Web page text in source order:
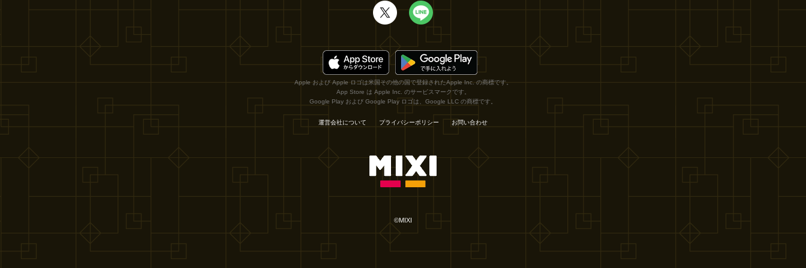
Apple および Apple ロゴは米国その他の国で登録されたApple Inc. の商標です。
App Store は Apple Inc. のサービスマークです。
Google Play および Google Play ロゴは、Google LLC の商標です。
運営会社について プライバシーポリシー お問い合わせ
©MIXI